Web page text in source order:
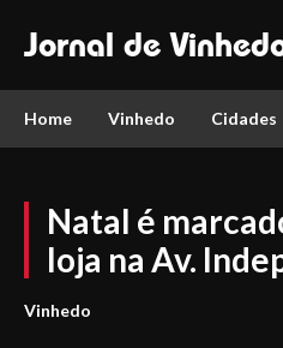
Jornal de
Home Vinhedo Cidades
Natal é
loja na Av.
Vinhedo